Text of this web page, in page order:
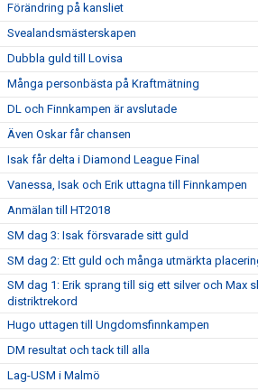
Förändring på kansliet
Svealandsmästerskapen
Dubbla guld till Lovisa
Många personbästa på Kraftmätning
DL och Finnkampen är avslutade
Även Oskar får chansen
Isak får delta i Diamond League Final
Vanessa, Isak och Erik uttagna till Finnkampen
Anmälan till HT2018
SM dag 3: Isak försvarade sitt guld
SM dag 2: Ett guld och många utmärkta
SM dag 1: Erik sprang till sig ett silver och Max
distriktrekord
Hugo uttagen till Ungdomsfinnkampen
DM resultat och tack till alla
Lag-USM i Malmö